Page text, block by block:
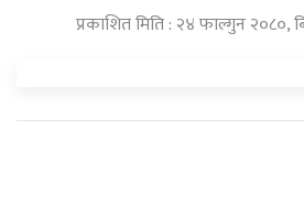
प्रकाशित मिति : २४ फाल्गुन २०८०,